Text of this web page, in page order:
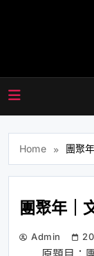
Home 團聚
團聚年｜
Admin